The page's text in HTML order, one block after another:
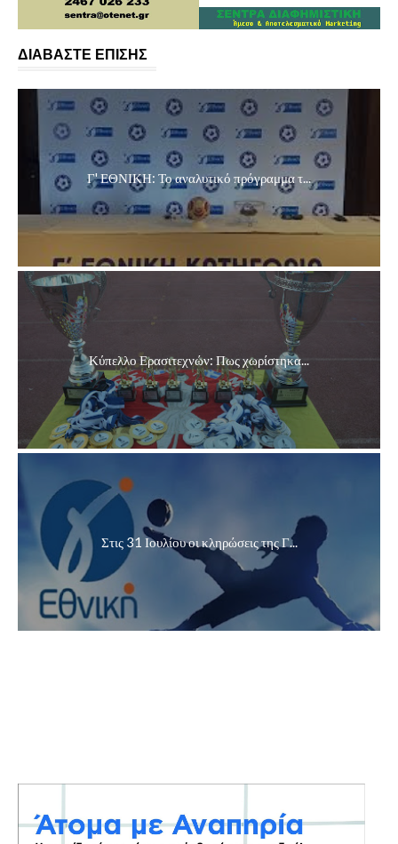
ΔΙΑΒΑΣΤΕ ΕΠΙΣΗΣ
Γ' ΕΘΝΙΚΗ: Το αναλυτικό πρόγραμμα τ...
Κύπελλο Ερασιτεχνών: Πως χωρίστηκα...
Στις 31 Ιουλίου οι κληρώσεις της Γ...